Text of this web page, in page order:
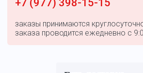
+7 (977) 398-15-15
заказы принимаются
заказа проводится ежедневно с